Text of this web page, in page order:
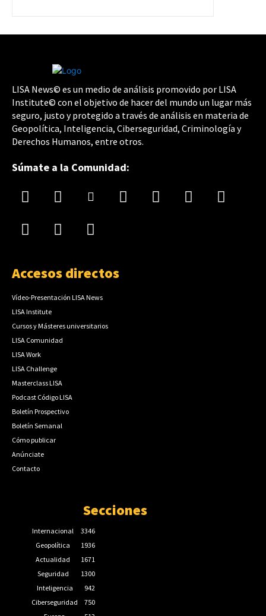
LISA News© es un medio de análisis promovido por LISA
Institute© con el objetivo de hacer del mundo un lugar más
seguro, justo y protegido a través de análisis en materia de
Geopolítica, Inteligencia, Ciberseguridad, Criminología y
Derechos Humanos, entre otros.
Súmate a la Comunidad:
Accesos directos
Vídeo-Presentación LISA News
LISA Institute
Cursos y Másteres universitarios
LISA Comunidad
LISA Work
LISA Challenge
Masterclass LISA
Podcast Código LISA
Boletín Prospectivo
Boletín Semanal
Cómo publicar
Anúnciate
Contacto
Secciones
Internacional
3346
Geopolítica
1936
Actualidad
1671
Seguridad
1300
Inteligencia
942
Ciberseguridad
750